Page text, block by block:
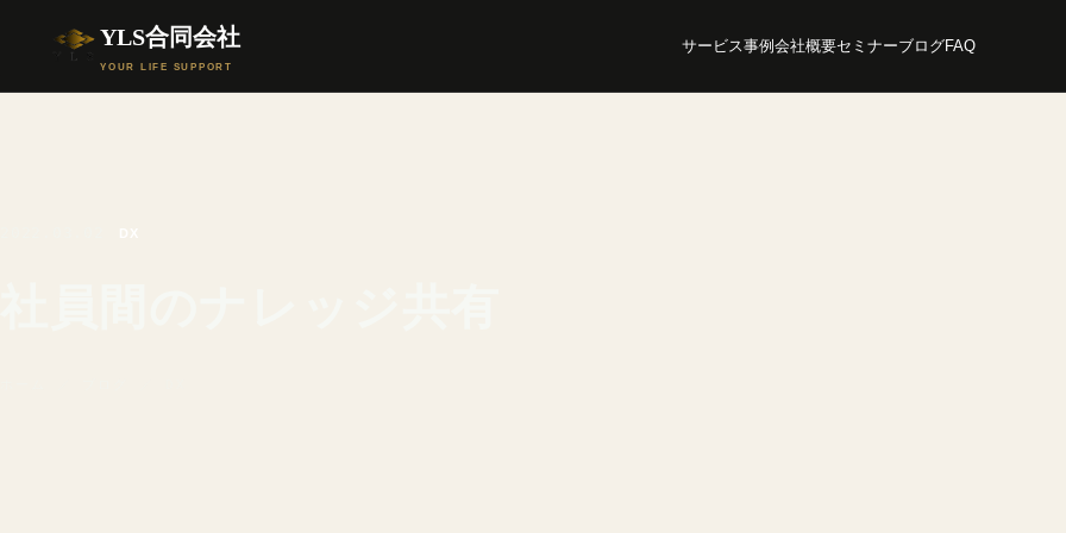
YLS合同会社
YOUR LIFE SUPPORT
サービス事例会社概要セミナーブログFAQ